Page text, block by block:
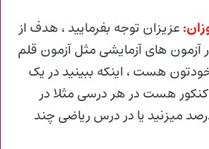
عزیزان توجه بفرمایید ، هدف از
های آزمایشی مثل آزمون قلم
هست ، اینکه ببینید در یک
کنکور هست در هر درسی مثلا در
میزنید یا در درس ریاضی چند